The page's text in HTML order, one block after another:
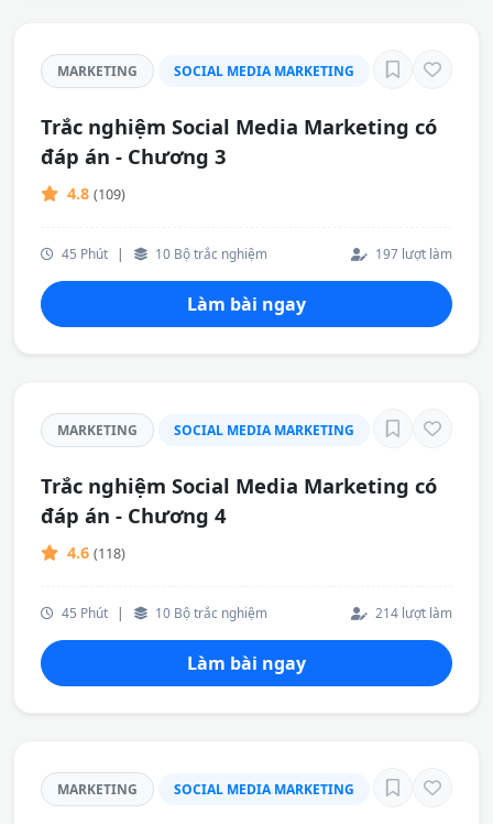
MARKETING SOCIAL MEDIA MARKETING
Trắc nghiệm Social Media Marketing có
đáp án - Chương 3
4.8 (109)
45 Phút | 10 Bộ trắc nghiệm 197 lượt làm
Làm bài ngay
MARKETING SOCIAL MEDIA MARKETING
Trắc nghiệm Social Media Marketing có
đáp án - Chương 4
4.6 (118)
45 Phút | 10 Bộ trắc nghiệm 214 lượt làm
Làm bài ngay
MARKETING SOCIAL MEDIA MARKETING